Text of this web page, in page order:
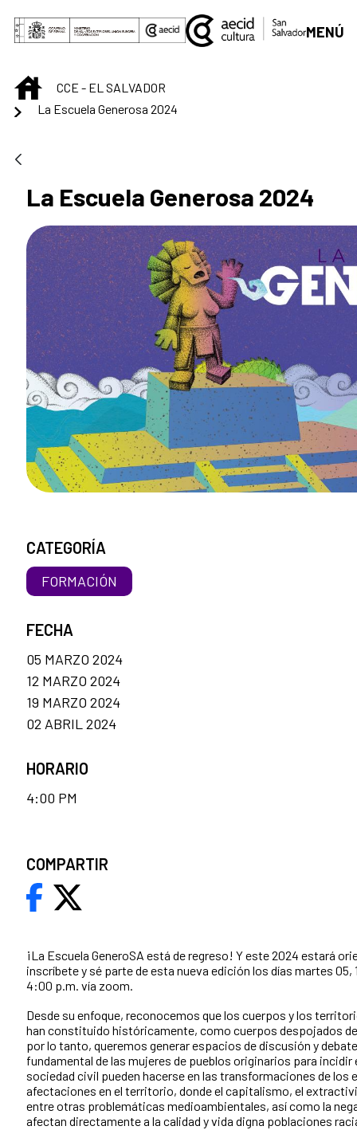
Saltar al contenido principal
MENÚ
INICIOCCE - EL SALVADOR
La Escuela Generosa 2024
La Escuela Generosa 2024
¡La Escuela GeneroSA está de regreso! Y este 2024 estará
inscríbete y sé parte de esta nueva edición los días martes 05,
4:00 p.m. vía zoom.
Desde su enfoque, reconocemos que los cuerpos y los
han constituido históricamente, como cuerpos despojados
por lo tanto, queremos generarespacios de discusión y
fundamental de las mujeres de pueblos originarios para incidir
sociedad civil pueden hacerse en las transformaciones de
afectaciones en el territorio, donde el capitalismo, el
entre otras problemáticas medioambientales, así como la
afectan directamente a la calidad y vida digna poblaciones
CATEGORÍA
FORMACIÓN
FECHA
05 MARZO 2024
12 MARZO 2024
19 MARZO 2024
02 ABRIL 2024
HORARIO
4:00 PM
COMPARTIR